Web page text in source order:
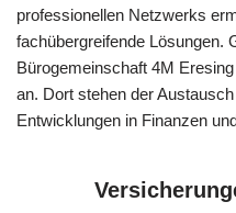
professionellen Netzwerks
fachübergreifende Lösungen.
Bürogemeinschaft 4M
an. Dort stehen der
Entwicklungen in Finanzen